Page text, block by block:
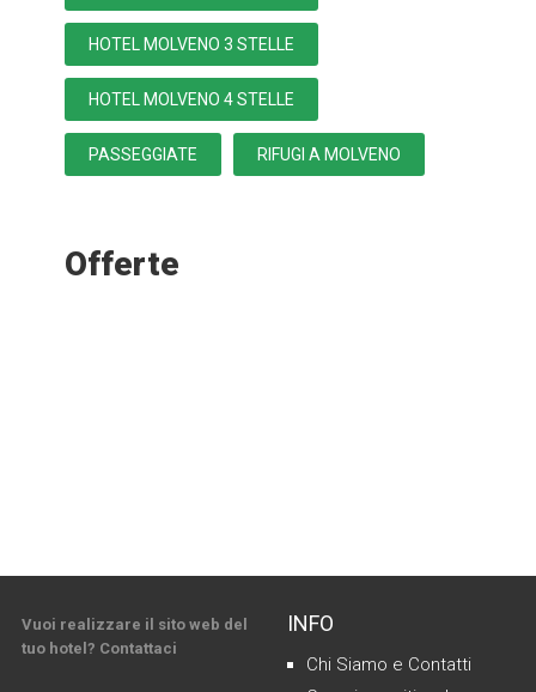
HOTEL MOLVENO 3 STELLE
HOTEL MOLVENO 4 STELLE
PASSEGGIATE RIFUGI A MOLVENO
Offerte
Vuoi realizzare il sito web del
tuo hotel? Contattaci
INFO
Chi Siamo e Contatti